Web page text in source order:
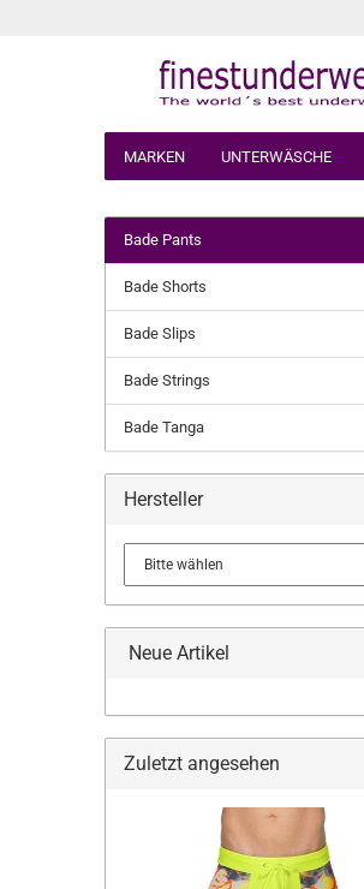
MARKEN UNTERWÄSCHE
Bade Pants
Bade Shorts
Bade Slips
Bade Strings
Bade Tanga
Hersteller
Neue Artikel
Zuletzt angesehen